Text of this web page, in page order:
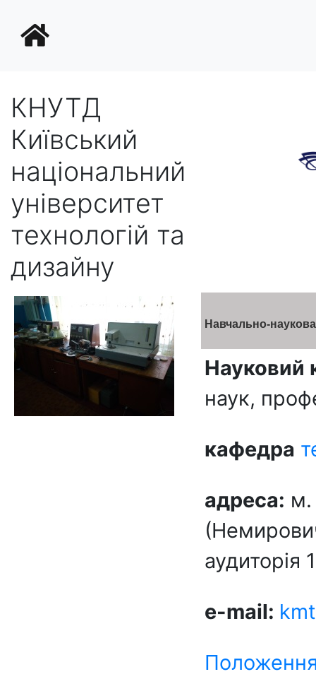
КНУТД
Київський
національний
університет
технологій та
дизайну
Навчально-
Науковий
наук,
кафедра
адреса: м.
аудиторія
e-mail: